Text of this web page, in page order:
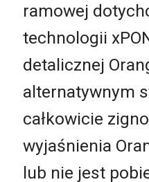
ramowej
technologii
detalicznej
alternatywnym
całkowicie
wyjaśnienia
lub nie jest